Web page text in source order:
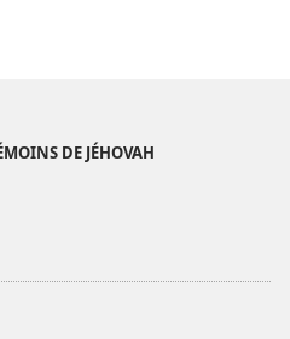
DE JÉHOVAH